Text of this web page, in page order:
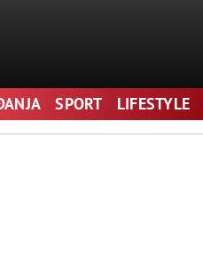
SPORT LIFESTYLE